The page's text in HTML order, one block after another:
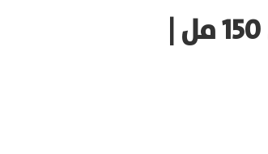
يوسيرين ديرمو بيور غسول 150 مل |